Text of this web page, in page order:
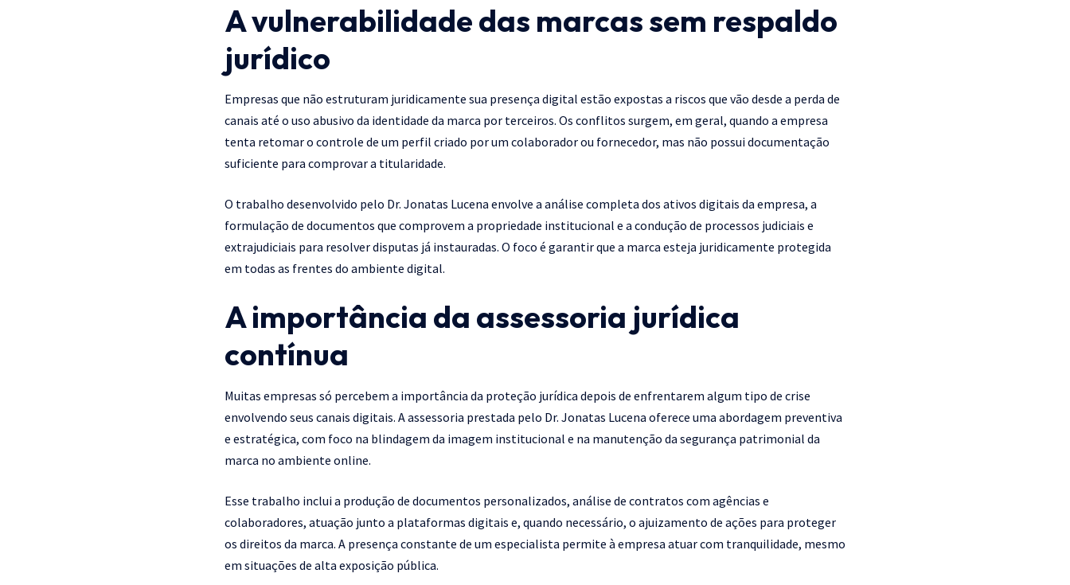
A vulnerabilidade das marcas sem respaldo
jurídico
Empresas que não estruturam juridicamente sua presença digital estão expostas a riscos que vão desde a perda de
canais até o uso abusivo da identidade da marca por terceiros. Os conflitos surgem, em geral, quando a empresa
tenta retomar o controle de um perfil criado por um colaborador ou fornecedor, mas não possui documentação
suficiente para comprovar a titularidade.
O trabalho desenvolvido pelo Dr. Jonatas Lucena envolve a análise completa dos ativos digitais da empresa, a
formulação de documentos que comprovem a propriedade institucional e a condução de processos judiciais e
extrajudiciais para resolver disputas já instauradas. O foco é garantir que a marca esteja juridicamente protegida
em todas as frentes do ambiente digital.
A importância da assessoria jurídica
contínua
Muitas empresas só percebem a importância da proteção jurídica depois de enfrentarem algum tipo de crise
envolvendo seus canais digitais. A assessoria prestada pelo Dr. Jonatas Lucena oferece uma abordagem preventiva
e estratégica, com foco na blindagem da imagem institucional e na manutenção da segurança patrimonial da
marca no ambiente online.
Esse trabalho inclui a produção de documentos personalizados, análise de contratos com agências e
colaboradores, atuação junto a plataformas digitais e, quando necessário, o ajuizamento de ações para proteger
os direitos da marca. A presença constante de um especialista permite à empresa atuar com tranquilidade, mesmo
em situações de alta exposição pública.